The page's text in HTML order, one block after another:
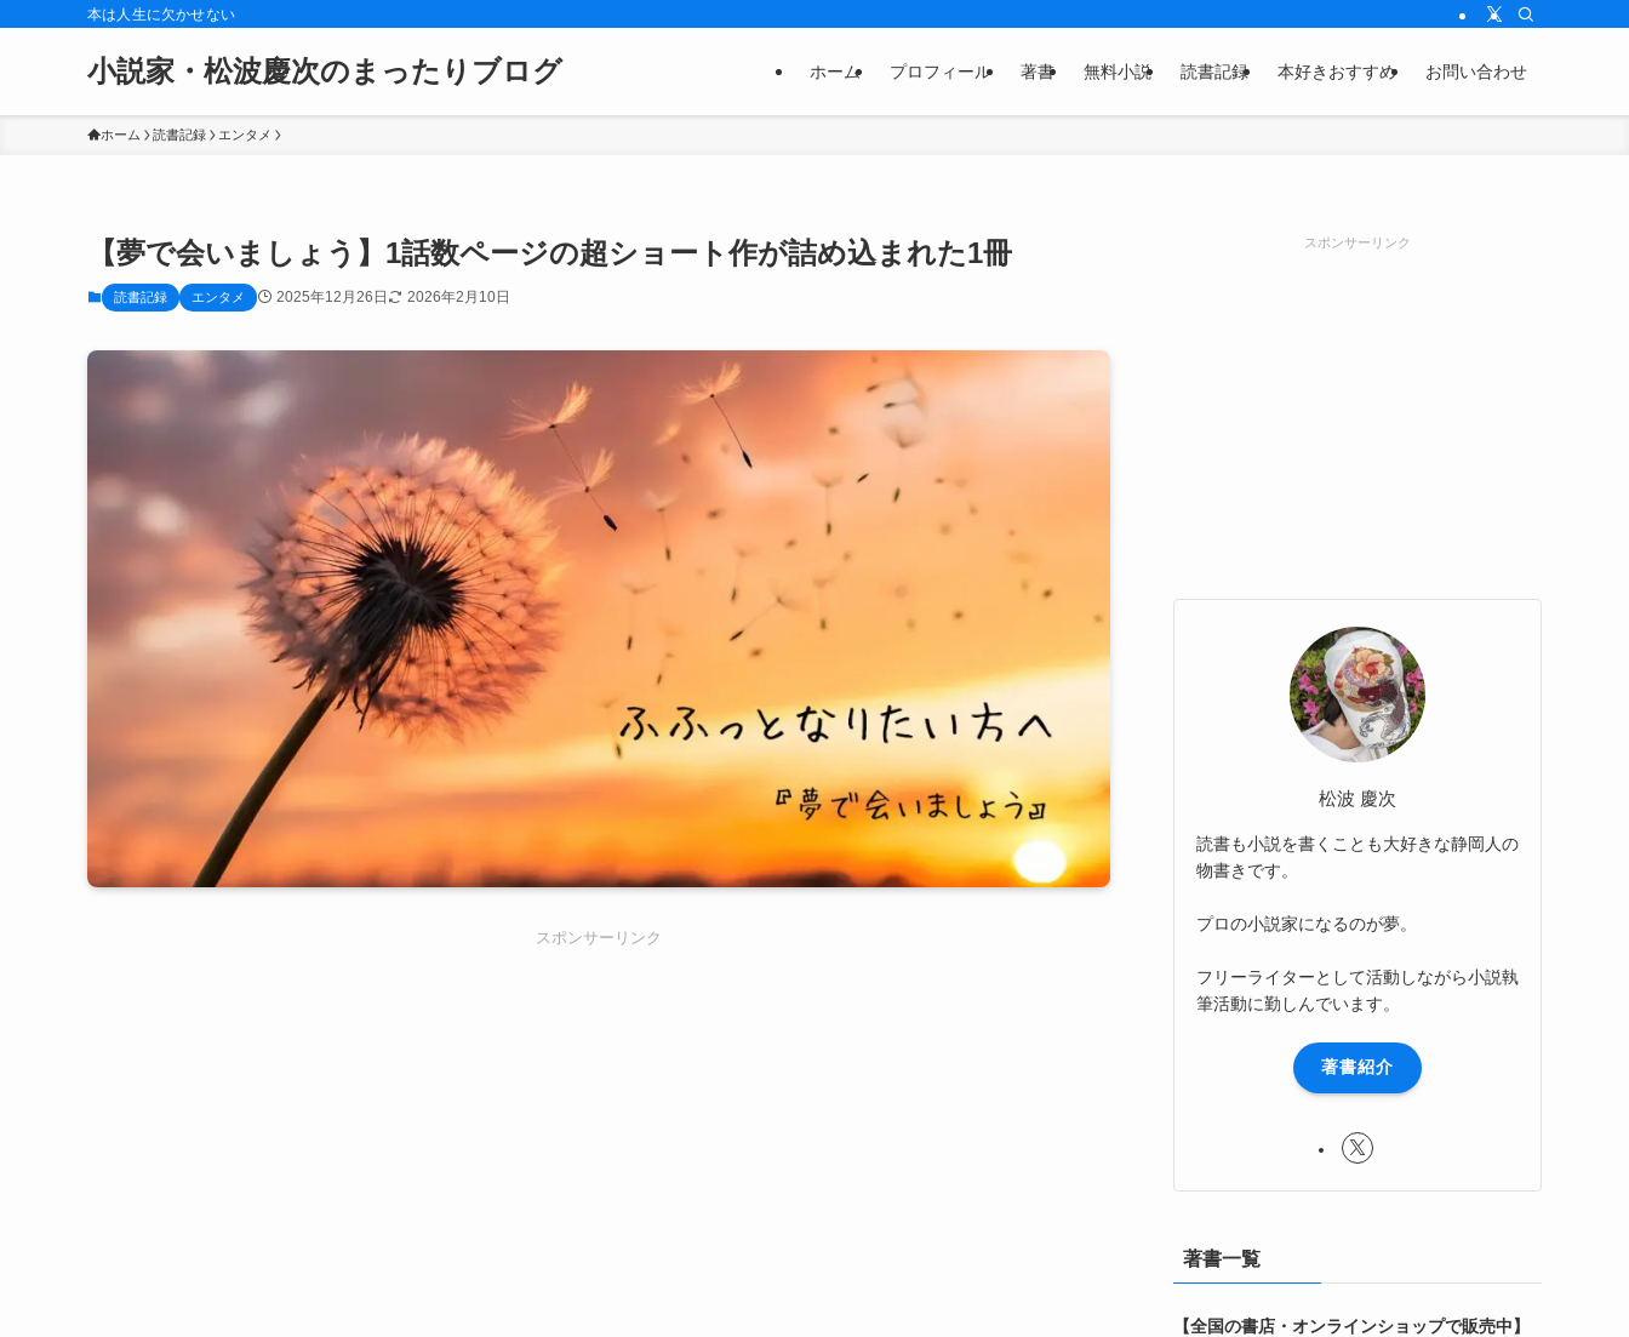
本は人生に欠かせない
小説家・松波慶次のまったりブログ ホーム プロフィール 著書 無料小説 読書記録 本好きおすすめ お問い合わせ
ホーム 読書記録 エンタメ
【夢で会いましょう】1話数ページの超ショート作が詰め込まれた1冊
読書記録 エンタメ 2025年12月26日 2026年2月10日
スポンサーリンク
スポンサーリンク
松波 慶次
読書も小説を書くことも大好きな静岡人の
物書きです。
プロの小説家になるのが夢。
フリーライターとして活動しながら小説執
筆活動に勤しんでいます。
著書紹介
著書一覧
【全国の書店・オンラインショップで販売中】